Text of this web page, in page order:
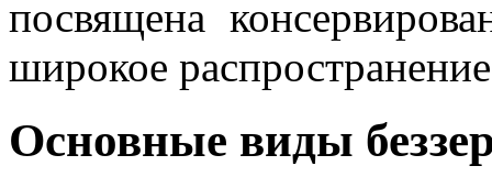
посвящена
широкое
Основные виды